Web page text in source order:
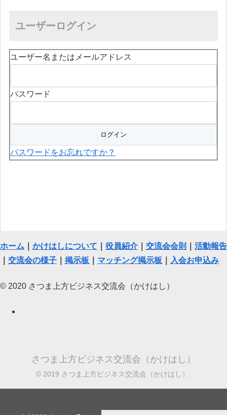
ユーザーログイン
ユーザー名またはメールアドレス
パスワード
パスワードをお忘れですか？
ホーム かけはしについて 役員紹介｜ 交流会会則
活動報告
交流会の様子 掲示板 マッチング掲示板 入会お申込み
© 2020 さつま上方ビジネス交流会（かけはし）
さつま上方ビジネス交流会（かけはし）
© 2019 さつま上方ビジネス交流会（かけはし）.